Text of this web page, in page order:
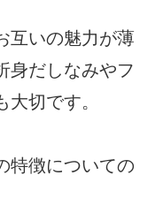
互いの魅力が薄
身だしなみやフ
切です。
特徴についての